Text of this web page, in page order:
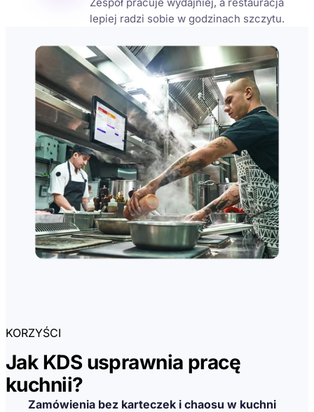
lepiej radzi sobie w godzinach szczytu.
KORZYŚCI
Jak KDS usprawnia pracę
kuchnii?
Zamówienia bez karteczek i chaosu w kuchni